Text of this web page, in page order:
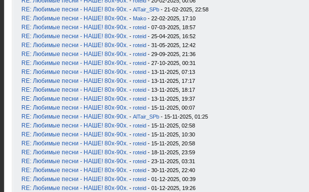
RE: Любимые песни - НАШЕ! 80х-90х. - AlTair_SPb - 21-02-2025, 22:58
RE: Любимые песни - НАШЕ! 80х-90х. - Mako - 22-02-2025, 17:10
RE: Любимые песни - НАШЕ! 80х-90х. - roteid - 07-03-2025, 18:57
RE: Любимые песни - НАШЕ! 80х-90х. - roteid - 25-04-2025, 16:52
RE: Любимые песни - НАШЕ! 80х-90х. - roteid - 31-05-2025, 12:42
RE: Любимые песни - НАШЕ! 80х-90х. - roteid - 29-09-2025, 21:36
RE: Любимые песни - НАШЕ! 80х-90х. - roteid - 27-10-2025, 00:31
RE: Любимые песни - НАШЕ! 80х-90х. - roteid - 13-11-2025, 07:13
RE: Любимые песни - НАШЕ! 80х-90х. - roteid - 13-11-2025, 17:17
RE: Любимые песни - НАШЕ! 80х-90х. - roteid - 13-11-2025, 18:17
RE: Любимые песни - НАШЕ! 80х-90х. - roteid - 13-11-2025, 19:37
RE: Любимые песни - НАШЕ! 80х-90х. - roteid - 15-11-2025, 00:07
RE: Любимые песни - НАШЕ! 80х-90х. - AlTair_SPb - 15-11-2025, 01:25
RE: Любимые песни - НАШЕ! 80х-90х. - roteid - 15-11-2025, 02:58
RE: Любимые песни - НАШЕ! 80х-90х. - roteid - 15-11-2025, 10:30
RE: Любимые песни - НАШЕ! 80х-90х. - roteid - 15-11-2025, 20:58
RE: Любимые песни - НАШЕ! 80х-90х. - roteid - 18-11-2025, 23:59
RE: Любимые песни - НАШЕ! 80х-90х. - roteid - 23-11-2025, 03:31
RE: Любимые песни - НАШЕ! 80х-90х. - roteid - 30-11-2025, 22:40
RE: Любимые песни - НАШЕ! 80х-90х. - roteid - 01-12-2025, 00:39
RE: Любимые песни - НАШЕ! 80х-90х. - roteid - 01-12-2025, 19:26